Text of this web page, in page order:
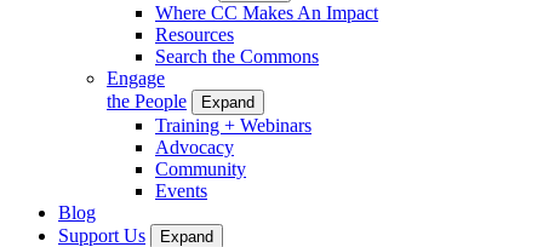
Where CC Makes An Impact
Resources
Search the Commons
Engage
the People
Expand
Training + Webinars
Advocacy
Community
Events
Blog
Support Us
Expand